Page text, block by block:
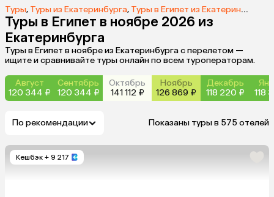
Туры, Туры из Екатеринбурга, Туры в Египет из Екатеринбурга
Туры в Египет в ноябре 2026 из
Екатеринбурга
Туры в Египет в ноябре из Екатеринбурга с перелетом —
ищите и сравнивайте туры онлайн по всем туроператорам.
Август
120 344 ₽
Сентябрь
120 344 ₽
Октябрь
141 112 ₽
Ноябрь
126 869 ₽
Декабрь
118 220 ₽
118
По рекомендации Показаны туры в 575 отелей
Кешбэк + 9 217